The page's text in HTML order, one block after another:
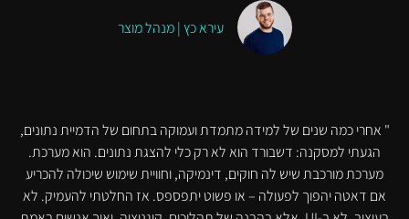
עירא כץ | מנהל מוצר
" אחרי כמה שנים של למידה מתמדת ועמוקה בתחום של הדמיית נתונים,
הגעתי למסקנה: דשבורד הוא לא רק כלי להצגת נתונים. הוא מערכת.
מערכת מורכבת שיש לה חוקים, דינמיקה, וחוויית שימוש שיכולה להכריע
אם דאטה יהפוך לפעולה – או פשוט יתפספס. אז החלטתי להעמיק. לא